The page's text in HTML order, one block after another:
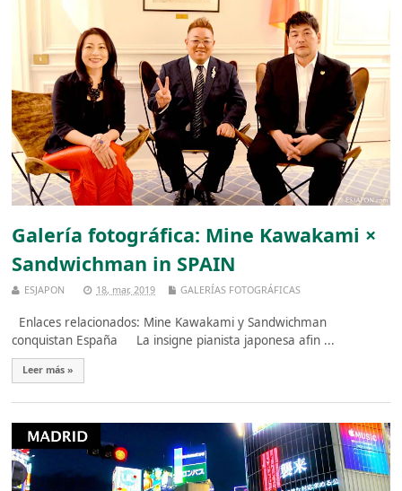
Galería fotográfica: Mine Kawakami ×
Sandwichman in SPAIN
ESJAPON 18, mar, 2019 GALERÍAS FOTOGRÁFICAS
Enlaces relacionados: Mine Kawakami y Sandwichman
conquistan España La insigne pianista japonesa afin ...
Leer más »